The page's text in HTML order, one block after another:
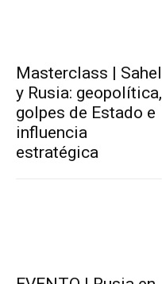
Masterclass | Sahel
y Rusia: geopolítica,
golpes de Estado e
influencia
estratégica